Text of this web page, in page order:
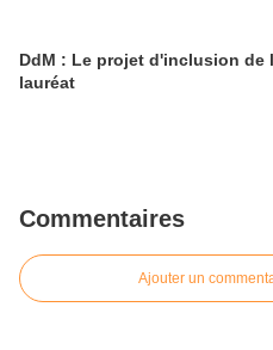
DdM : Le projet d'inclusion de
lauréat
Commentaires
Ajouter un